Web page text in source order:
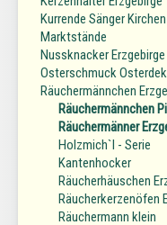
Kurrende Sänger
Marktstände
Nussknacker
Osterschmuck
Räuchermännchen
Räuchermännchen
Räuchermänner
Holzmich`l - Serie
Kantenhocker
Räucherhäuschen
Räucherkerzenöfen
Räuchermann klein